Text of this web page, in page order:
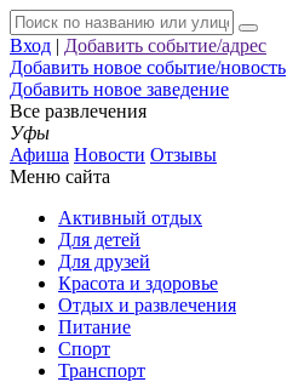
Вход | Добавить событие/адрес
Добавить новое событие/новость
Добавить новое заведение
Все развлечения
Уфы
Афиша Новости Отзывы
Меню сайта
Активный отдых
Для детей
Для друзей
Красота и здоровье
Отдых и развлечения
Питание
Спорт
Транспорт